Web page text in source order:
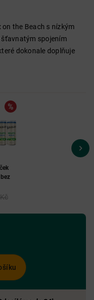
the Beach s nízkým
šťavnatým spojením
dokonale doplňuje